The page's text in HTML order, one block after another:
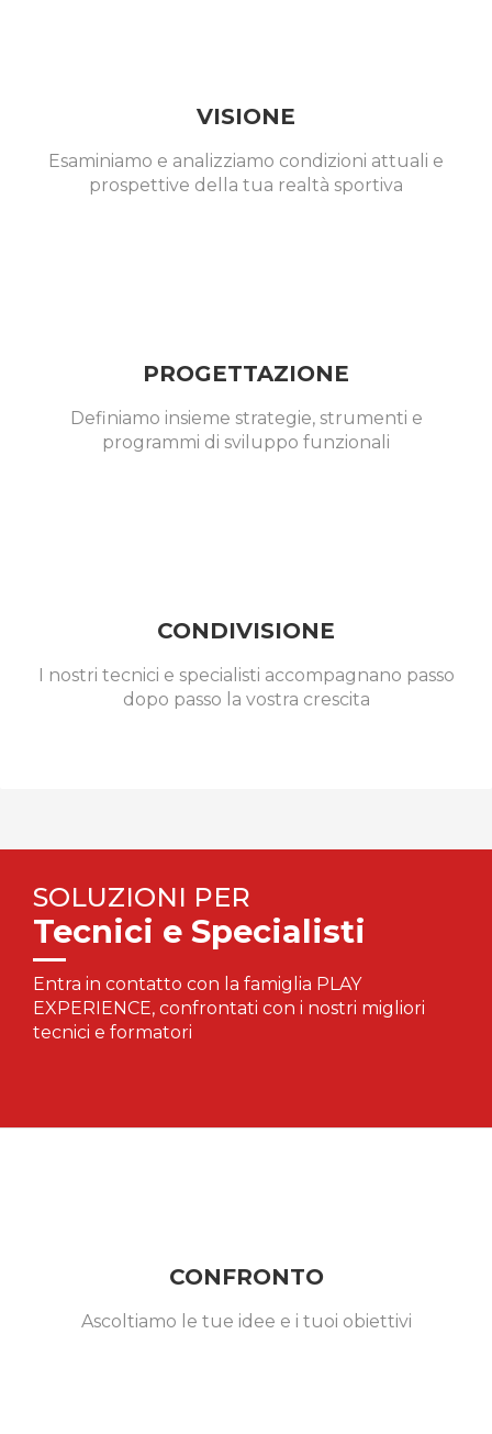
VISIONE
Esaminiamo e analizziamo condizioni attuali e
prospettive della tua realtà sportiva
PROGETTAZIONE
Definiamo insieme strategie, strumenti e
programmi di sviluppo funzionali
CONDIVISIONE
I nostri tecnici e specialisti accompagnano passo
dopo passo la vostra crescita
SOLUZIONI PER
Tecnici e Specialisti
Entra in contatto con la famiglia PLAY
EXPERIENCE, confrontati con i nostri migliori
tecnici e formatori
CONFRONTO
Ascoltiamo le tue idee e i tuoi obiettivi